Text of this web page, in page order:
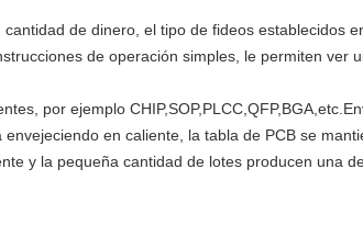
de dinero, el tipo de fideos establecidos
de operación simples, le permiten ver
por ejemplo
en caliente, la tabla de PCB se
y la pequeña cantidad de lotes producen una